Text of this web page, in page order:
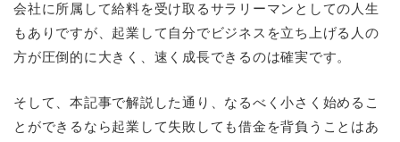
会社に所属して給料を受け取るサラリーマンとしての人生
もありですが、起業して自分でビジネスを立ち上げる人の
方が圧倒的に大きく、速く成長できるのは確実です。
そして、本記事で解説した通り、なるべく小さく始めるこ
とができるなら起業して失敗しても借金を背負うことはあ